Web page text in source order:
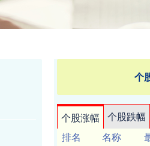
个
个股涨幅 个股跌幅
排名
名称